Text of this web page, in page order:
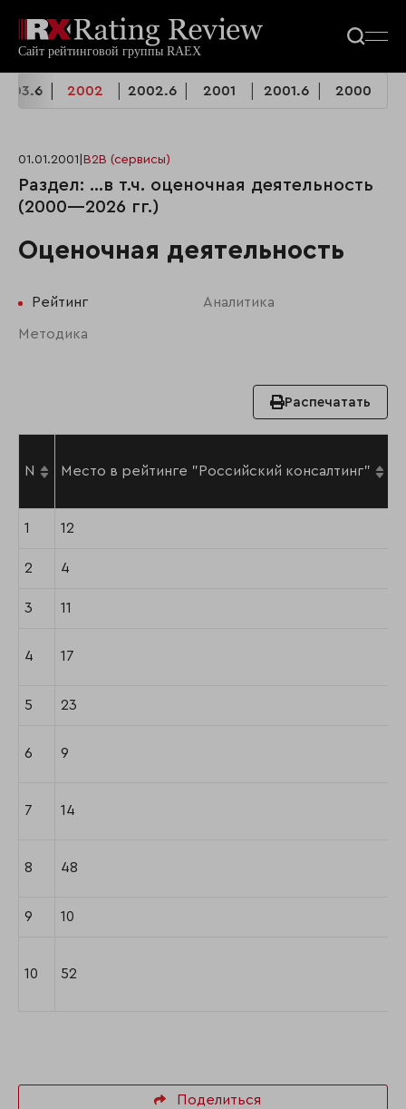
2002 2002.6 2001 2001.6 2000
01.01.2001 B2B (сервисы)
Раздел: …в т.ч. оценочная деятельность
(2000—2026 гг.)
Оценочная деятельность
Рейтинг Аналитика
Методика
Распечатать
N Место в рейтинге "Российский консалтинг"
1 12
2 4
3 11
4 17
5 23
6 9
7 14
8 48
9 10
10 52
Поделиться